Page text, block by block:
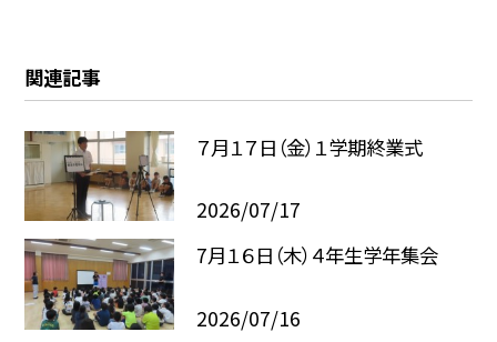
関連記事
７月１７日（金）１学期終業式
2026/07/17
7月１６日（木）４年生学年集会
2026/07/16